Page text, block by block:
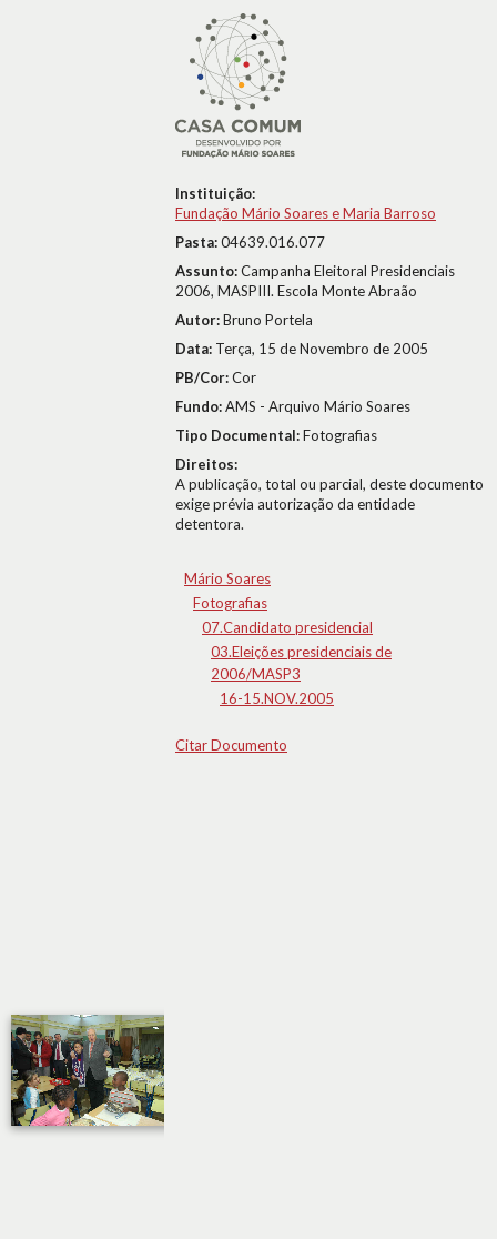
Instituição:
Fundação Mário Soares e Maria Barroso
Pasta:04639.016.077
Assunto:Campanha Eleitoral Presidenciais
2006, MASPIII. Escola Monte Abraão
Autor:Bruno Portela
Data: Terça, 15 de Novembro de 2005
PB/Cor:Cor
Fundo:AMS - Arquivo Mário Soares
Tipo Documental:Fotografias
Direitos:
A publicação, total ou parcial, deste documento
exige prévia autorização da entidade
detentora.
Mário Soares
Fotografias
07.Candidato presidencial
03.Eleições presidenciais de
2006/MASP3
16-15.NOV.2005
Citar Documento